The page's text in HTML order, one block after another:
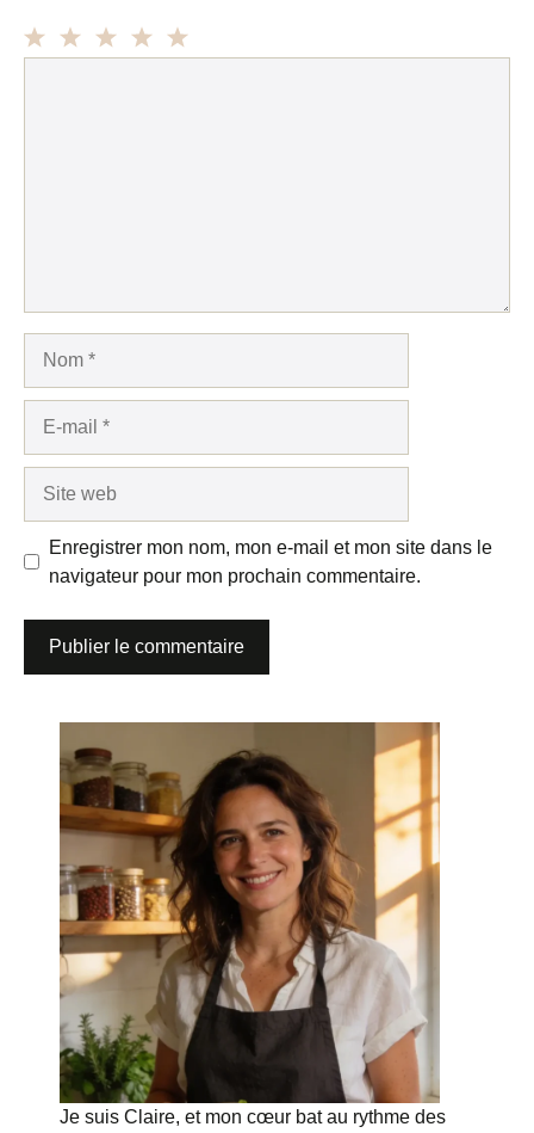
Enregistrer mon nom, mon e-mail et mon site dans le
navigateur pour mon prochain commentaire.
Je suis Claire, et mon cœur bat au rythme des